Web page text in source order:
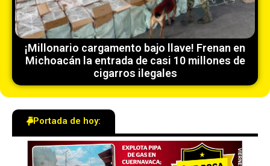
¡Millonario cargamento bajo llave! Frenan en
Michoacán la entrada de casi 10 millones de
cigarros ilegales
Portada de hoy: